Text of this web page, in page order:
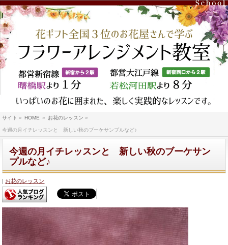
サイト » HOME » お花のレッスン »
今週の月イチレッスンと 新しい秋のブーケサンプルなど♪
今週の月イチレッスンと 新しい秋のブーケサン
プルなど♪
お花のレッスン